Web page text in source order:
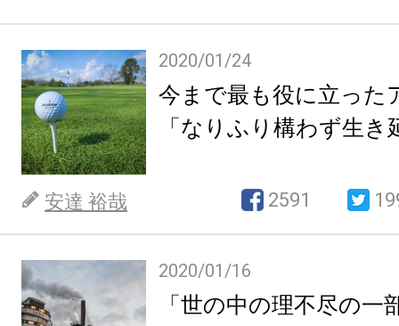
2020/01/24
今まで最も役に立った
「なりふり構わず生き
安達 裕哉 2591
2020/01/16
「世の中の理不尽の一